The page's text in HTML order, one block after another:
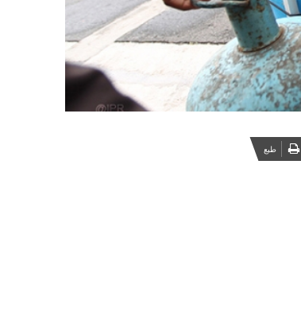
‏طبع